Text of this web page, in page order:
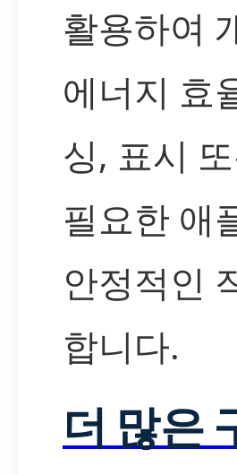
활용하여
에너지 효
싱, 표시
필요한 애
안정적인
합니다.
더 많은